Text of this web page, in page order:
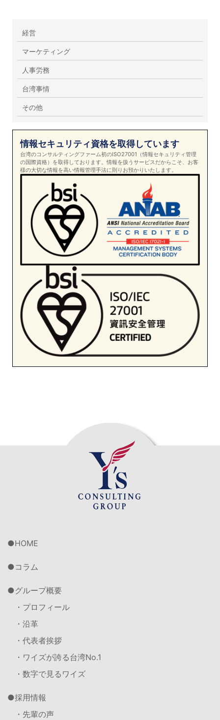
経営
マーケティング
人事労務
台湾事情
その他
情報セキュリティ資格を取得しています
台湾のコンサルティングファーム初のISO27001（情報セキュリティ管理
の国際資格）を取得しております。情報を扱うサービスだからこそ、お客
様の大切な情報を高い情報管理手法に則りお預かりいたします。
HOME
コラム
グループ概要
・プロフィール
・沿革
・代表者挨拶
・ワイズが誇る台湾No.1
・数字で見るワイズ
採用情報
・先輩の声